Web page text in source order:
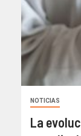
NOTICIAS
La